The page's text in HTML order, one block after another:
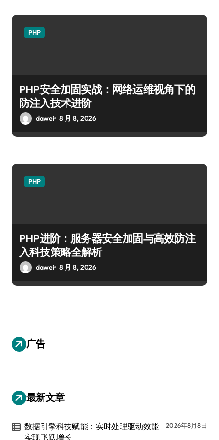
PHP
PHP安全加固实战：网络运维视角下的
防注入技术进阶
dawei 8 月 8, 2026
PHP
PHP进阶：服务器安全加固与高效防注
入科技策略全解析
dawei 8 月 8, 2026
广告
最新文章
数据引擎科技赋能：实时处理驱动效能
实现飞跃增长
2026年8月8日